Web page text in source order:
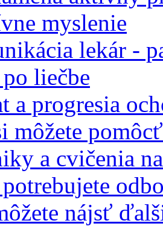
myslenie
lekár -
liečbe
a progresia
môžete
a cvičenia
nájsť